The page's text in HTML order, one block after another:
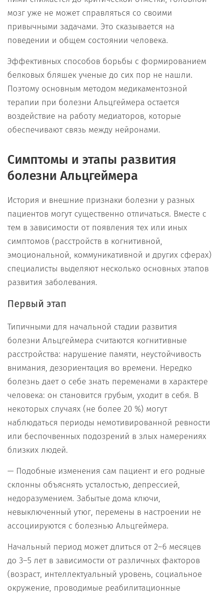
мозг уже не может справляться со своими
привычными задачами. Это сказывается на
поведении и общем состоянии человека.
Эффективных способов борьбы с формированием
белковых бляшек ученые до сих пор не нашли.
Поэтому основным методом медикаментозной
терапии при болезни Альцгеймера остается
воздействие на работу медиаторов, которые
обеспечивают связь между нейронами.
Симптомы и этапы развития
болезни Альцгеймера
История и внешние признаки болезни у разных
пациентов могут существенно отличаться. Вместе с
тем в зависимости от появления тех или иных
симптомов (расстройств в когнитивной,
эмоциональной, коммуникативной и других сферах)
специалисты выделяют несколько основных этапов
развития заболевания.
Первый этап
Типичными для начальной стадии развития
болезни Альцгеймера считаются когнитивные
расстройства: нарушение памяти, неустойчивость
внимания, дезориентация во времени. Нередко
болезнь дает о себе знать переменами в характере
человека: он становится грубым, уходит в себя. В
некоторых случаях (не более 20 %) могут
наблюдаться периоды немотивированной ревности
или беспочвенных подозрений в злых намерениях
близких людей.
— Подобные изменения сам пациент и его родные
склонны объяснять усталостью, депрессией,
недоразумением. Забытые дома ключи,
невыключенный утюг, перемены в настроении не
ассоциируются с болезнью Альцгеймера.
Начальный период может длиться от 2–6 месяцев
до 3–5 лет в зависимости от различных факторов
(возраст, интеллектуальный уровень, социальное
окружение, проводимые реабилитационные